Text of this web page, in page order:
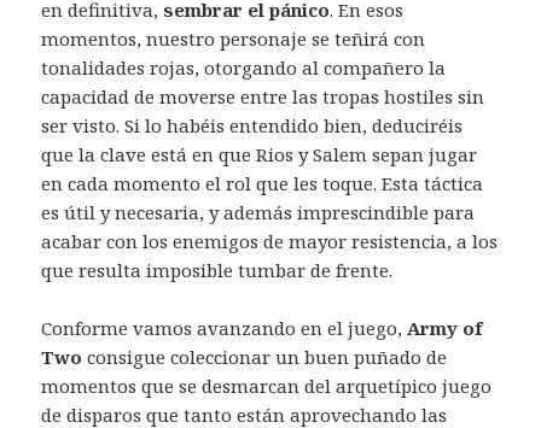
en definitiva,sembrar el pánico. En esos
momentos, nuestro personaje se teñirá con
tonalidades rojas, otorgando al compañero la
capacidad de moverse entre las tropas hostiles sin
ser visto. Si lo habéis entendido bien, deduciréis
que la clave está en que Rios y Salem sepan jugar
en cada momento el rol que les toque. Esta táctica
es útil y necesaria, y además imprescindible para
acabar con los enemigos de mayor resistencia, a los
que resulta imposible tumbar de frente.
Conforme vamos avanzando en el juego, Army of
Two consigue coleccionar un buen puñado de
momentos que se desmarcan del arquetípico juego
de disparos que tanto están aprovechando las